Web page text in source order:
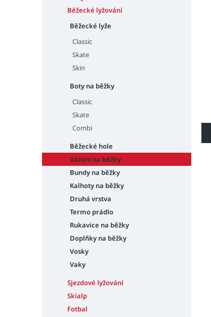
Běžecké lyžování
Běžecké lyže
Classic
Skate
Skin
Boty na běžky
Classic
Skate
Combi
Běžecké hole
Vázání na běžky
Bundy na běžky
Kalhoty na běžky
Druhá vrstva
Termo prádlo
Rukavice na běžky
Doplňky na běžky
Vosky
Vaky
Sjezdové lyžování
Skialp
Fotbal